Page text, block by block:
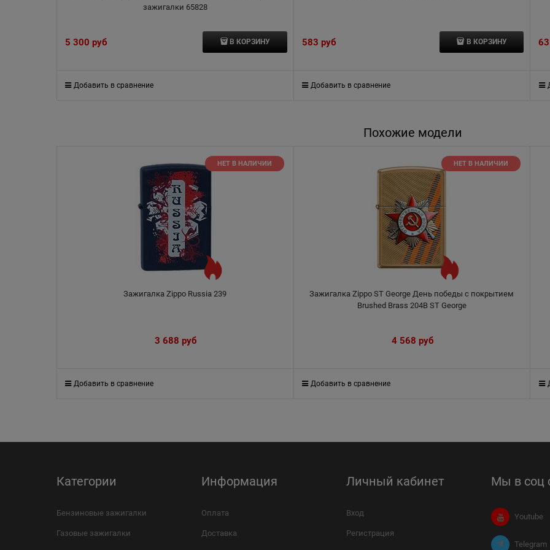
зажигалки 65828
5 300 руб В КОРЗИНУ
Добавить в сравнение
583 руб В КОРЗИНУ
Добавить в сравнение
Похожие модели
Зажигалка Zippo Russia 239
НЕТ В НАЛИЧИИ
3 688 руб
Добавить в сравнение
Зажигалка Zippo ST George День победы с покрытием
Brushed Brass 204B ST George
НЕТ В НАЛИЧИИ
4 568 руб
Добавить в сравнение
Категории
Бензиновые зажигалки
Газовые зажигалки
Информация
Оплата
Доставка
Личный кабинет
Вход
Регистрация
Мы в соц
Youtube
Telegram